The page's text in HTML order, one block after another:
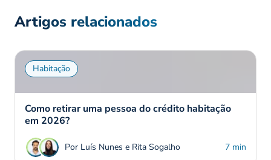
Artigos relacionados
Habitação
Como retirar uma pessoa do crédito habitação
em 2026?
Por Luís Nunes e Rita Sogalho 7 min